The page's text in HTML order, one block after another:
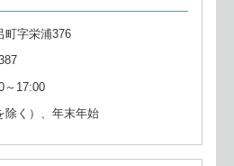
町字栄浦376
～17:00
除く）、年末年始